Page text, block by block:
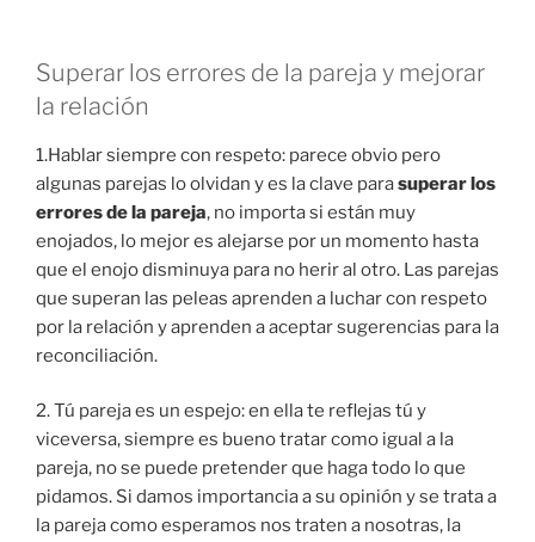
Superar los errores de la pareja y mejorar
la relación
1.Hablar siempre con respeto: parece obvio pero
algunas parejas lo olvidan y es la clave parasuperar los
errores de la pareja, no importa si están muy
enojados, lo mejor es alejarse por un momento hasta
que el enojo disminuya para no herir al otro. Las parejas
que superan las peleas aprenden a luchar con respeto
por la relación y aprenden a aceptar sugerencias para la
reconciliación.
2. Tú pareja es un espejo: en ella te reflejas tú y
viceversa, siempre es bueno tratar como igual a la
pareja, no se puede pretender que haga todo lo que
pidamos. Si damos importancia a su opinión y se trata a
la pareja como esperamos nos traten a nosotras, la